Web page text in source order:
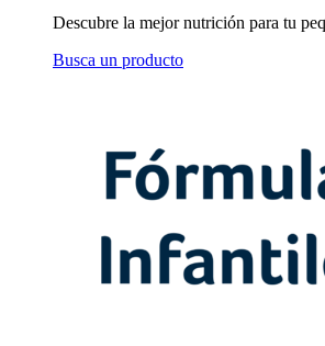
Descubre la mejor nutrición para tu
Busca un producto